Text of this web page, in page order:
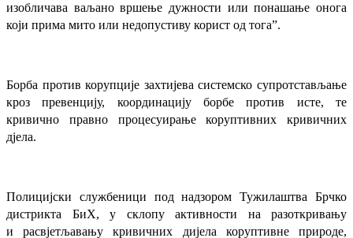
изобличава ваљано вршење дужности или понашање онога
који прима мито или недопустиву корист од тога”.
Борба против корупције захтијева системско супротстављање
кроз превенцију, координацију борбе против исте, те
кривично правно процесуирање коруптивних кривичних
дјела.
Полицијски службеници под надзором Тужилаштва Брчко
дистрикта БиХ, у склопу активности на разоткривању
и расвјетљавању кривичних дијела коруптивне природе,